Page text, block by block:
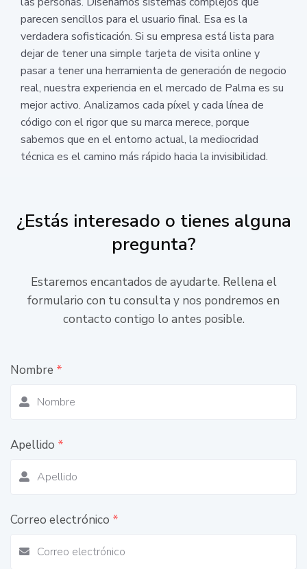
parecen sencillos para el usuario final. Esa es la
verdadera sofisticación. Si su empresa está lista para
dejar de tener una simple tarjeta de visita online y
pasar a tener una herramienta de generación de negocio
real, nuestra experiencia en el mercado de Palma es su
mejor activo. Analizamos cada píxel y cada línea de
código con el rigor que su marca merece, porque
sabemos que en el entorno actual, la mediocridad
técnica es el camino más rápido hacia la invisibilidad.
¿Estás interesado o tienes alguna
pregunta?
Estaremos encantados de ayudarte. Rellena el
formulario con tu consulta y nos pondremos en
contacto contigo lo antes posible.
Nombre *
Apellido *
Correo electrónico *